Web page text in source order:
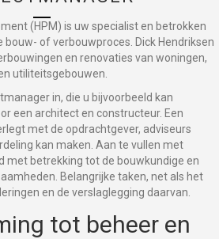
(HPM) is uw specialist en betrokken
of verbouwproces. Dick Hendriksen
en renovaties van woningen,
utiliteitsgebouwen.
in, die u bijvoorbeeld kan
een architect en constructeur. Een
met de opdrachtgever, adviseurs
kan maken. Aan te vullen met
met betrekking tot de bouwkundige en
Belangrijke taken, net als het
en de verslaglegging daarvan.
tot beheer en